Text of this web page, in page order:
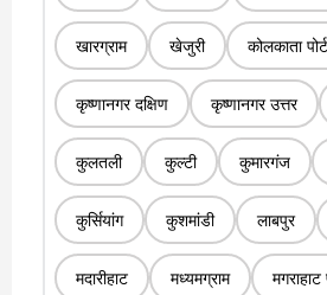
खारग्राम खेजुरी कोलकाता पोर्ट
कृष्णानगर दक्षिण कृष्णानगर उत्तर
कुलतली कुल्टी कुमारगंज
कुर्सियांग कुशमांडी लाबपुर
मदारीहाट मध्यमग्राम